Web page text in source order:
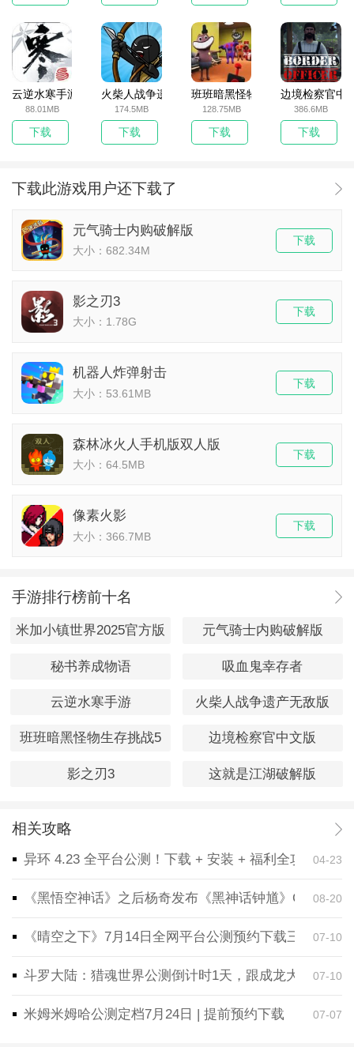
云逆水寒手游
88.01MB
下载
火柴人战争遗产无敌版
174.5MB
下载
班班暗黑怪物生存挑战5
128.75MB
下载
边境检察官中
386.6MB
下载
下载此游戏用户还下载了
元气骑士内购破解版
大小：682.34M
下载
影之刃3
大小：1.78G
下载
机器人炸弹射击
大小：53.61MB
下载
森林冰火人手机版双人版
大小：64.5MB
下载
像素火影
大小：366.7MB
下载
手游排行榜前十名
米加小镇世界2025官方版 元气骑士内购破解版
秘书养成物语 吸血鬼幸存者
云逆水寒手游 火柴人战争遗产无敌版
班班暗黑怪物生存挑战5 边境检察官中文版
影之刃3 这就是江湖破解版
相关攻略
异环 4.23 全平台公测！下载 + 安装 + 福利全攻略，一
04-23
《黑悟空神话》之后杨奇发布《黑神话钟馗》CG！预
08-20
《晴空之下》7月14日全网平台公测预约下载三端同步
07-10
斗罗大陆：猎魂世界公测倒计时1天，跟成龙大哥一起
07-10
米姆米姆哈公测定档7月24日 | 提前预约下载 07-07